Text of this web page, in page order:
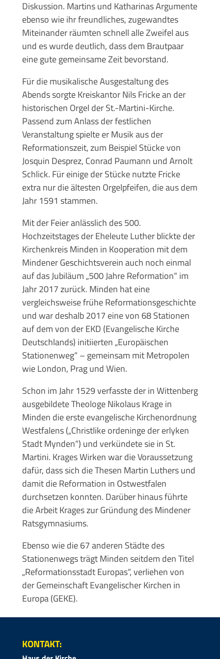
Diskussion. Martins und Katharinas Argumente
ebenso wie ihr freundliches, zugewandtes
Miteinander räumten schnell alle Zweifel aus
und es wurde deutlich, dass dem Brautpaar
eine gute gemeinsame Zeit bevorstand.
Für die musikalische Ausgestaltung des
Abends sorgte Kreiskantor Nils Fricke an der
historischen Orgel der St.-Martini-Kirche.
Passend zum Anlass der festlichen
Veranstaltung spielte er Musik aus der
Reformationszeit, zum Beispiel Stücke von
Josquin Desprez, Conrad Paumann und Arnolt
Schlick. Für einige der Stücke nutzte Fricke
extra nur die ältesten Orgelpfeifen, die aus dem
Jahr 1591 stammen.
Mit der Feier anlässlich des 500.
Hochzeitstages der Eheleute Luther blickte der
Kirchenkreis Minden in Kooperation mit dem
Mindener Geschichtsverein auch noch einmal
auf das Jubiläum „500 Jahre Reformation“ im
Jahr 2017 zurück. Minden hat eine
vergleichsweise frühe Reformationsgeschichte
und war deshalb 2017 eine von 68 Stationen
auf dem von der EKD (Evangelische Kirche
Deutschlands) initiierten „Europäischen
Stationenweg“ – gemeinsam mit Metropolen
wie London, Prag und Wien.
Schon im Jahr 1529 verfasste der in Wittenberg
ausgebildete Theologe Nikolaus Krage in
Minden die erste evangelische Kirchenordnung
Westfalens („Christlike ordeninge der erlyken
Stadt Mynden“) und verkündete sie in St.
Martini. Krages Wirken war die Voraussetzung
dafür, dass sich die Thesen Martin Luthers und
damit die Reformation in Ostwestfalen
durchsetzen konnten. Darüber hinaus führte
die Arbeit Krages zur Gründung des Mindener
Ratsgymnasiums.
Ebenso wie die 67 anderen Städte des
Stationenwegs trägt Minden seitdem den Titel
„Reformationsstadt Europas“, verliehen von
der Gemeinschaft Evangelischer Kirchen in
Europa (GEKE).
KONTAKT: